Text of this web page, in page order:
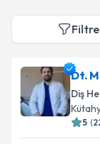
Dt.
Diş
5 (